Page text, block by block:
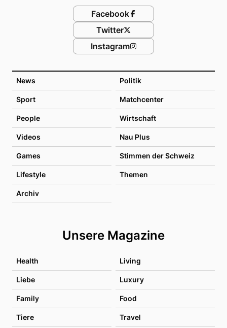
News Politik
Sport Matchcenter
People Wirtschaft
Videos Nau Plus
Games Stimmen der Schweiz
Lifestyle Themen
Archiv
Unsere Magazine
Health Living
Liebe Luxury
Family Food
Tiere Travel
Facebook
Twitter
Instagram